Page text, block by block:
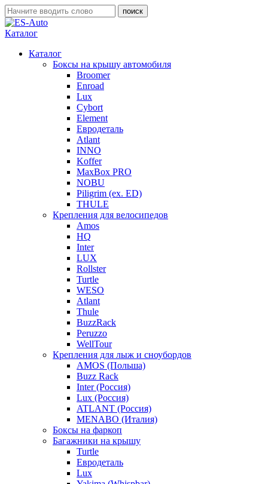
Каталог
Каталог
Боксы на крышу автомобиля
Broomer
Enroad
Lux
Cybort
Element
Евродеталь
Atlant
INNO
Koffer
MaxBox PRO
NOBU
Piligrim (ex. ED)
THULE
Крепления для велосипедов
Amos
HQ
Inter
LUX
Rollster
Turtle
WESO
Atlant
Thule
BuzzRack
Peruzzo
WellTour
Крепления для лыж и сноубордов
AMOS (Польша)
Buzz Rack
Inter (Россия)
Lux (Россия)
ATLANT (Россия)
MENABO (Италия)
Боксы на фаркоп
Багажники на крышу
Turtle
Евродеталь
Lux